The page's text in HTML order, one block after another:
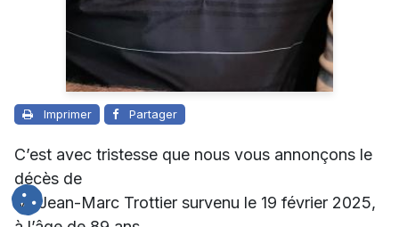
Imprimer Partager
C’est avec tristesse que nous vous annonçons le
décès de
M. Jean-Marc Trottier survenu le 19 février 2025,